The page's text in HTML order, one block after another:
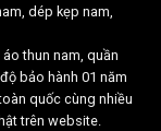
dép kẹp nam,
thun nam, quần
bảo hành 01 năm
quốc cùng nhiều
trên website.